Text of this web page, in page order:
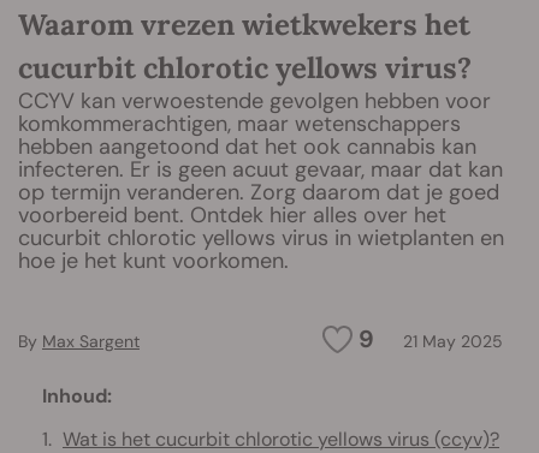
Waarom vrezen wietkwekers het
cucurbit chlorotic yellows virus?
CCYV kan verwoestende gevolgen hebben voor
komkommerachtigen, maar wetenschappers
hebben aangetoond dat het ook cannabis kan
infecteren. Er is geen acuut gevaar, maar dat kan
op termijn veranderen. Zorg daarom dat je goed
voorbereid bent. Ontdek hier alles over het
cucurbit chlorotic yellows virus in wietplanten en
hoe je het kunt voorkomen.
9 21 May 2025
By Max Sargent
Inhoud:
Wat is het cucurbit chlorotic yellows virus (ccyv)?